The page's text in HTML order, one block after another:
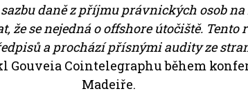
daně z příjmu právnických osob
že se nejedná o offshore útočiště.
a prochází přísnými audity ze
Gouveia Cointelegraphu během
Madeiře.